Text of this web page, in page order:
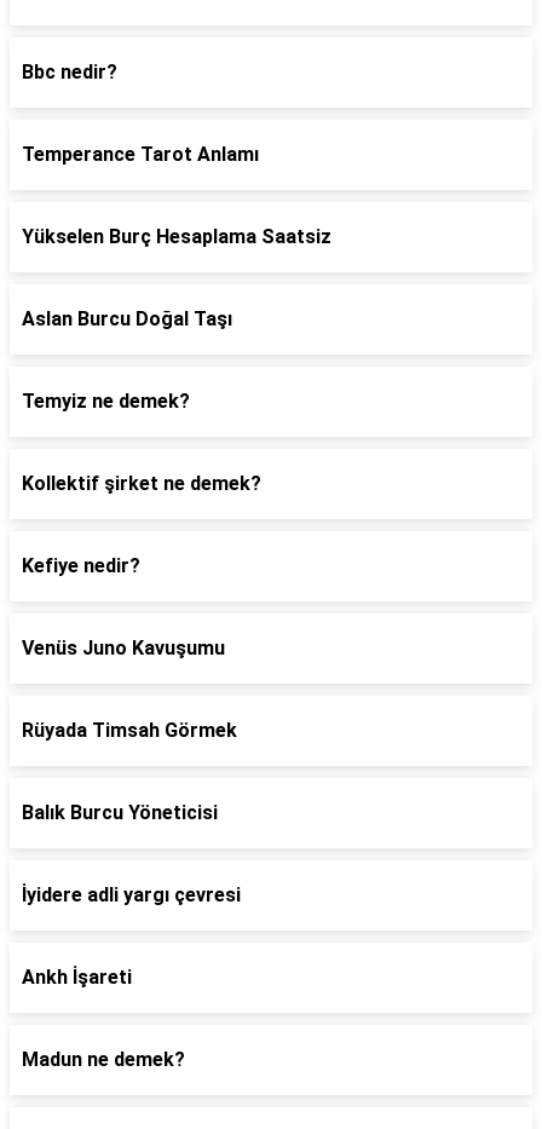
Bbc nedir?
Temperance Tarot Anlamı
Yükselen Burç Hesaplama Saatsiz
Aslan Burcu Doğal Taşı
Temyiz ne demek?
Kollektif şirket ne demek?
Kefiye nedir?
Venüs Juno Kavuşumu
Rüyada Timsah Görmek
Balık Burcu Yöneticisi
İyidere adli yargı çevresi
Ankh İşareti
Madun ne demek?